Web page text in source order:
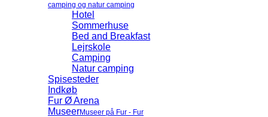
camping og natur camping
Hotel
Sommerhuse
Bed and Breakfast
Lejrskole
Camping
Natur camping
Spisesteder
Indkøb
Fur Ø Arena
MuseerMuseer på Fur - Fur